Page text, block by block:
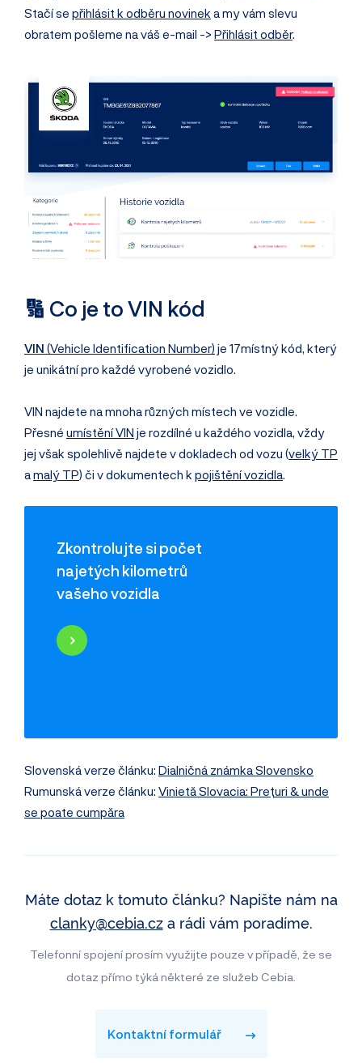
Stačí se přihlásit k odběru novinek a my vám slevu
obratem pošleme na váš e-mail -> Přihlásit odběr.
🔢 Co je to VIN kód
VIN (Vehicle Identification Number) je 17místný kód, který
je unikátní pro každé vyrobené vozidlo.
VIN najdete na mnoha různých místech ve vozidle.
Přesné umístění VIN je rozdílné u každého vozidla, vždy
jej však spolehlivě najdete v dokladech od vozu (velký TP
amalý TP) či v dokumentech k pojištění vozidla.
Zkontrolujte si počet
najetých kilometrů
vašeho vozidla
Najeté kilometry
Slovenská verze článku: Dialničná známka Slovensko
Rumunská verze článku: Vinietă Slovacia: Prețuri & unde
se poate cumpăra
Máte dotaz k tomuto článku? Napište nám na
clanky@cebia.cza rádi vám poradíme.
Telefonní spojení prosím využijte pouze v případě, že se
dotaz přímo týká některé ze služeb Cebia.
Kontaktní formulář